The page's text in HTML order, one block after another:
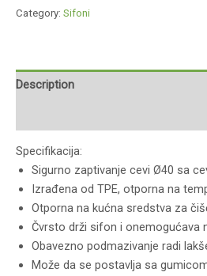
Category: Sifoni
Description
Specifikacija:
Sigurno zaptivanje cevi Ø40 sa
Izrađena od TPE, otporna na
Otporna na kućna sredstva za
Čvrsto drži sifon i onemogućava
Obavezno podmazivanje radi
Može da se postavlja sa